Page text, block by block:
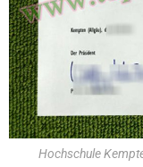
Hochschule